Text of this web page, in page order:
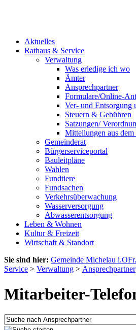
Aktuelles
Rathaus & Service
Verwaltung
Was erledige ich wo
Ämter
Ansprechpartner
Formulare/Online-
Ver- und Entsorgung
Steuern & Gebühren
Satzungen/
Mitteilungen aus dem
Gemeinderat
Bürgerserviceportal
Bauleitpläne
Wahlen
Fundtiere
Fundsachen
Verkehrsüberwachung
Wasserversorgung
Abwasserentsorgung
Leben & Wohnen
Kultur & Freizeit
Wirtschaft & Standort
Sie sind hier: Gemeinde Michelau i.OFr.
Service > Verwaltung > Ansprechpartner
Mitarbeiter-